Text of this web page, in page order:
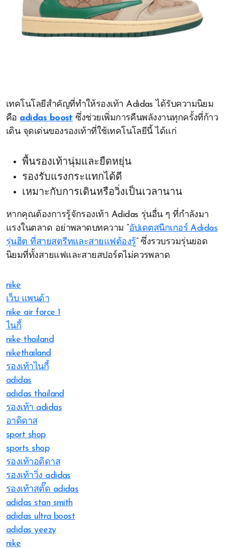
เทคโนโลยีสำคัญที่ทำให้รองเท้า Adidas ได้รับความนิยม
คือ adidas boost ซึ่งช่วยเพิ่มการคืนพลังงานทุกครั้งที่ก้าว
เดิน จุดเด่นของรองเท้าที่ใช้เทคโนโลยีนี้ ได้แก่
พื้นรองเท้านุ่มและยืดหยุ่น
รองรับแรงกระแทกได้ดี
เหมาะกับการเดินหรือวิ่งเป็นเวลานาน
หากคุณต้องการรู้จักรองเท้า Adidas รุ่นอื่น ๆ ที่กำลังมา
แรงในตลาด อย่าพลาดบทความ “อัปเดตสนีกเกอร์ Adidas
รุ่นฮิต ที่สายสตรีทและสายแฟต้องรู้” ซึ่งรวบรวมรุ่นยอด
นิยมที่ทั้งสายแฟและสายสปอร์ตไม่ควรพลาด
nike
เว็บ แพนด้า
nike air force 1
ไนกี้
nike thailand
nikethailand
รองเท้าไนกี้
adidas
adidas thailand
รองเท้า adidas
อาดิดาส
sport shop
sports shop
รองเท้าอดิดาส
รองเท้าวิ่ง adidas
รองเท้าสตั๊ด adidas
adidas stan smith
adidas ultra boost
adidas yeezy
nike